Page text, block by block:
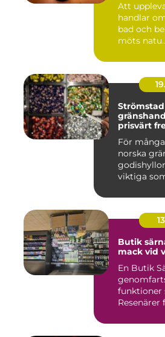
Att
handlar
bad och
möts
prisvärt
För
norska
viktiga
Butik särna mer än bara
mack vid
En Butik
funktioner
Resenärer